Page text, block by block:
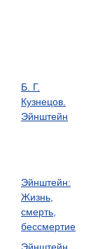
Б. Г.
Кузнецов.
Эйнштейн
Эйнштейн:
Жизнь,
смерть,
бессмертие